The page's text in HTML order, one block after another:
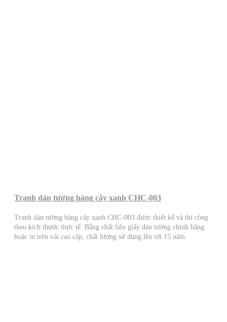
Tranh dán tường hàng cây xanh CHC-003
Tranh dán tường hàng cây xanh CHC-003 được thiết kế và thi công
theo kích thước thực tế. Bằng chất liệu giấy dán tường chính hãng
hoặc in trên vải cao cấp, chất lượng sử dụng lên tới 15 năm.